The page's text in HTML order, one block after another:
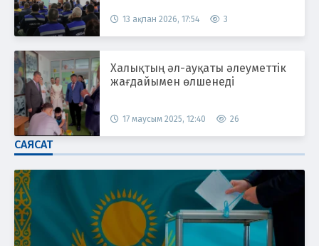
13 ақпан 2026, 17:54 3
Халықтың әл-ауқаты әлеуметтік
жағдайымен өлшенеді
17 маусым 2025, 12:40 26
САЯСАТ